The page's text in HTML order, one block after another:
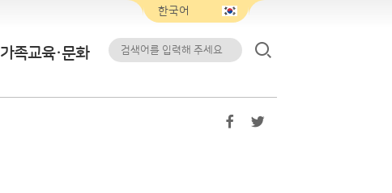
가족교육·문화